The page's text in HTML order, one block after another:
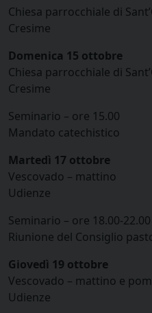
Chiesa parrocchiale di
Cresime
Domenica 15 ottobre
Chiesa parrocchiale di
Cresime
Seminario – ore 15.00
Mandato catechistico
Martedì 17 ottobre
Vescovado – mattino
Udienze
Seminario – ore 18.00-22.00
Riunione del Consiglio
Giovedì 19 ottobre
Vescovado – mattino e
Udienze